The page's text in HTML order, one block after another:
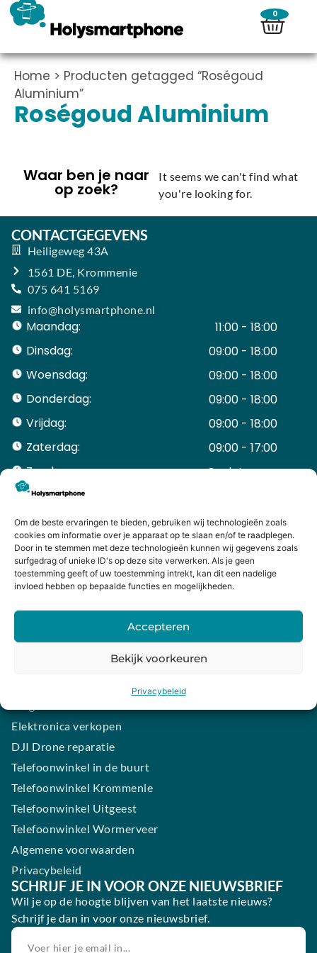
Om de beste ervaringen te bieden, gebruiken wij technologieën zoals
cookies om informatie over je apparaat op te slaan en/of te raadplegen.
Door in te stemmen met deze technologieën kunnen wij gegevens zoals
surfgedrag of unieke ID's op deze site verwerken. Als je geen
toestemming geeft of uw toestemming intrekt, kan dit een nadelige
invloed hebben op bepaalde functies en mogelijkheden.
Accepteren
Bekijk voorkeuren
Privacybeleid
0
Home > Producten getagged “Roségoud
Aluminium”
Roségoud Aluminium
Waar ben je naar
op zoek?
It seems we can't find what
you're looking for.
CONTACTGEGEVENS
Heiligeweg 43A
1561 DE, Krommenie
075 641 5169
info@holysmartphone.nl
Maandag:
11:00 - 18:00
Dinsdag:
09:00 - 18:00
Woensdag:
09:00 - 18:00
Donderdag:
09:00 - 18:00
Vrijdag:
09:00 - 18:00
Zaterdag:
09:00 - 17:00
Zondag:
Gesloten ​ ​ ​ ​ ​ ​ ​
ACCOUNT
Bestellingen
Mijn winkelwagen
HANDIGE LINKS
Levering en retourneren
iPhone laten maken
Samsung smartphone laten maken
Elektronica verkopen
DJI Drone reparatie
Telefoonwinkel in de buurt
Telefoonwinkel Krommenie
Telefoonwinkel Uitgeest
Telefoonwinkel Wormerveer
Algemene voorwaarden
Privacybeleid
SCHRIJF JE IN VOOR ONZE NIEUWSBRIEF
Wil je op de hoogte blijven van het laatste nieuws?
Schrijf je dan in voor onze nieuwsbrief.